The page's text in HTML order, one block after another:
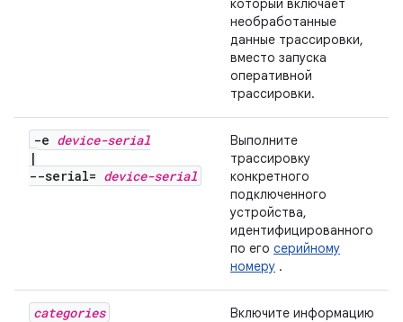
который включает
необработанные
данные трассировки,
вместо запуска
оперативной
трассировки.
-e device-serial
|
--serial= device-serial
Выполните
трассировку
конкретного
подключенного
устройства,
идентифицированного
по его серийному
номеру .
categories
Включите информацию